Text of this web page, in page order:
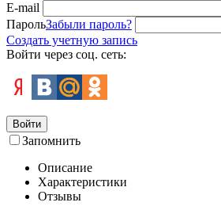
E-mail
ПарольЗабыли пароль?
Создать учетную запись
Войти через соц. сеть:
Войти
Запомнить
Описание
Характеристики
Отзывы